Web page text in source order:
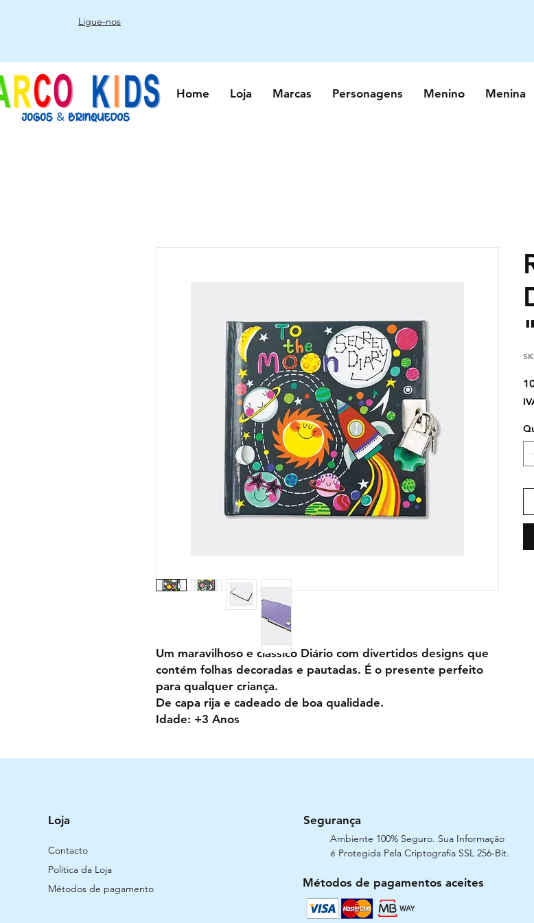
Ligue-nos
Home Loja Marcas Personagens Menino Menina
Um maravilhoso e clássico Diário com divertidos designs que
contém folhas decoradas e pautadas. É o presente perfeito
para qualquer criança.
De capa rija e cadeado de boa qualidade.
Idade: +3 Anos
Loja
Contacto
Política da Loja
Métodos de pagamento
Segurança
Ambiente 100% Seguro. Sua Informação
é Protegida Pela Criptografia SSL 256-Bit.
Métodos de pagamentos aceites